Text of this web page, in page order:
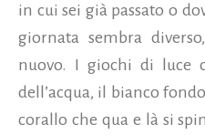
in cui sei già passato o
giornata sembra
nuovo. I giochi di luce
dell’acqua, il bianco
corallo che qua e là si